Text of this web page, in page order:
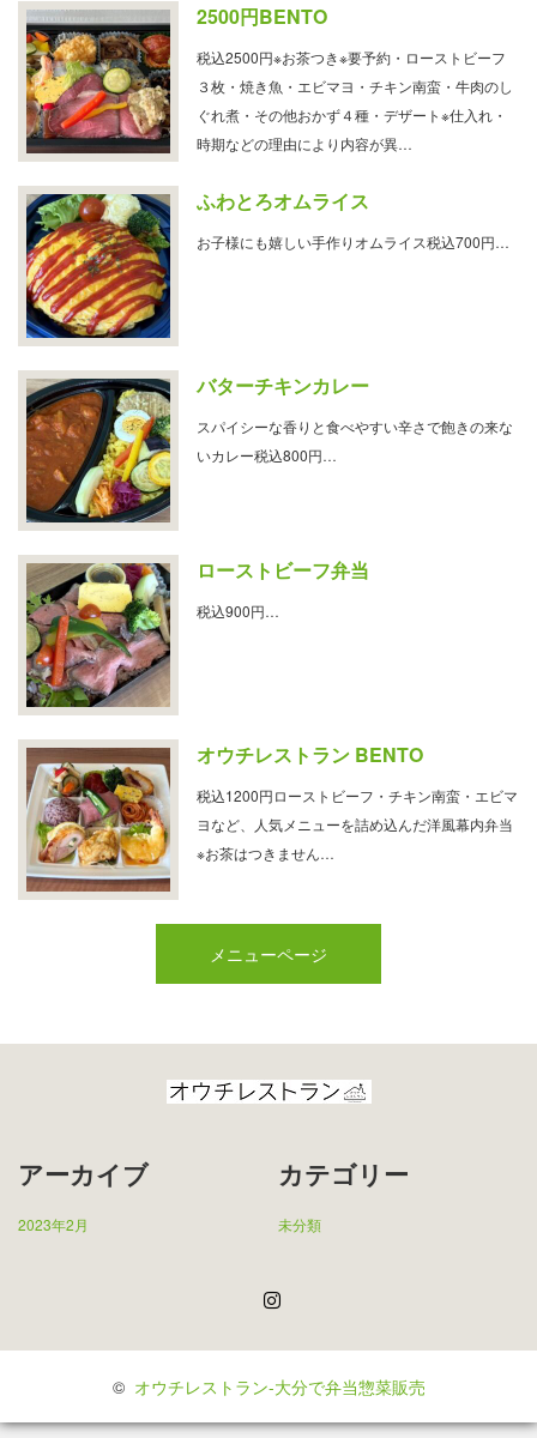
2500円BENTO
税込2500円※お茶つき※要予約・ローストビーフ
３枚・焼き魚・エビマヨ・チキン南蛮・牛肉のし
ぐれ煮・その他おかず４種・デザート※仕入れ・
時期などの理由により内容が異…
ふわとろオムライス
お子様にも嬉しい手作りオムライス税込700円…
バターチキンカレー
スパイシーな香りと食べやすい辛さで飽きの来な
いカレー税込800円…
ローストビーフ弁当
税込900円…
オウチレストラン BENTO
税込1200円ローストビーフ・チキン南蛮・エビマ
ヨなど、人気メニューを詰め込んだ洋風幕内弁当
※お茶はつきません…
メニューページ
アーカイブ
2023年2月
カテゴリー
未分類
© オウチレストラン-大分で弁当惣菜販売